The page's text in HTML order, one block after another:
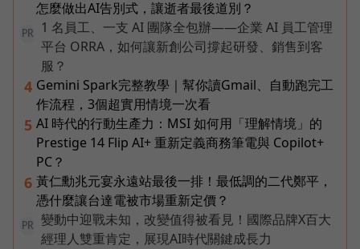
怎麼做出AI告別式，讓逝者最後道別？
PR
1 名員工、一支 AI 團隊全包辦——企業 AI 員工管理
平台 ORRA，如何讓新創公司撐起研發、銷售到客
服？
4 Gemini Spark完整教學｜幫你讀Gmail、自動跑完工
作流程，3個超實用情境一次看
5 AI 時代的行動生產力：MSI 如何用「理解情境」的
Prestige 14 Flip AI+ 重新定義商務筆電與 Copilot+
PC？
6 黃仁勳兆元宴永遠站最後一排！最低調的二代鄭平，
憑什麼讓台達電被市場重新定價？
PR
變動中迎戰未知，改變值得被看見！國際品牌X百大
經理人雙重肯定，展現AI時代關鍵成長力